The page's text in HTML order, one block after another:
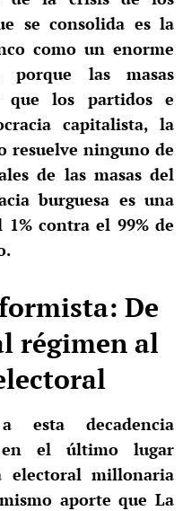
se consolida es la
como un enorme
las masas
que los partidos e
capitalista, la
resuelve ninguno de
de las masas del
burguesa es una
contra el 99% de
De
régimen al
decadencia
en el último lugar
electoral millonaria
aporte que La